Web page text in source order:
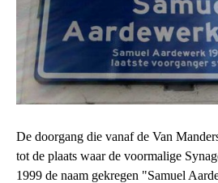
De doorgang die vanaf de Van
tot de plaats waar de voormalige
1999 de naam gekregen "Samuel